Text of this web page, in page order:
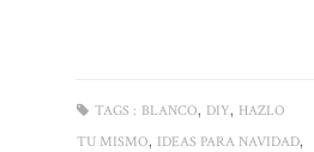
TAGS : BLANCO, DIY, HAZLO
TU MISMO, IDEAS PARA NAVIDAD,